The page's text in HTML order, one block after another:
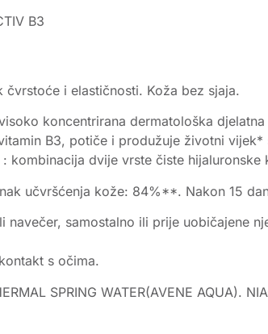
B3
čvrstoće i elastičnosti. Koža bez sjaja.
koncentrirana dermatološka
B3, potiče i produžuje životni
: kombinacija dvije vrste čiste
učvršćenja kože: 84%**. Nakon 15
navečer, samostalno ili prije
s očima.
SPRING WATER(AVENE AQUA).